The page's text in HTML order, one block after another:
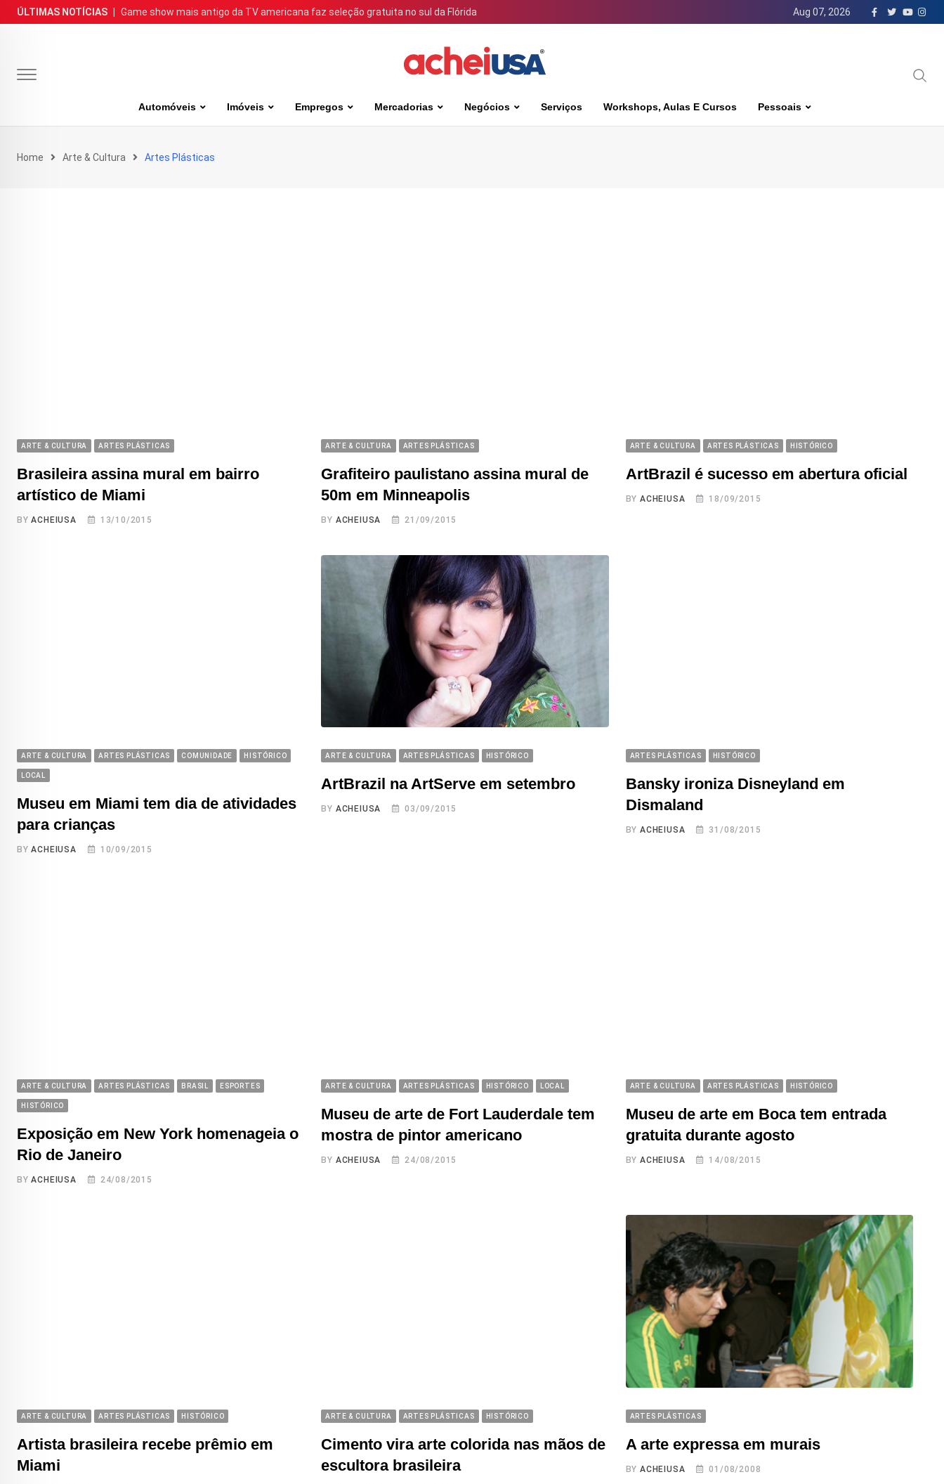
Skip
to
ÚLTIMAS NOTÍCIAS Game show mais antigo da TV americana faz seleção gratuita no sul da Flórida Aug 07, 2026
Automóveis Imóveis Empregos Mercadorias Negócios Serviços Workshops, Aulas E Cursos Pessoais
Home Arte & Cultura Artes Plásticas
ARTE & CULTURA ARTES PLÁSTICAS
Brasileira assina mural em bairro
artístico de Miami
BYACHEIUSA 13/10/2015
ARTE & CULTURA ARTES PLÁSTICAS
Grafiteiro paulistano assina mural de
50m em Minneapolis
BY ACHEIUSA 21/09/2015
ARTE & CULTURA ARTES PLÁSTICAS HISTÓRICO
ArtBrazil é sucesso em abertura oficial
BYACHEIUSA 18/09/2015
ARTE & CULTURA ARTES PLÁSTICAS COMUNIDADE HISTÓRICO
LOCAL
Museu em Miami tem dia de atividades
para crianças
BYACHEIUSA 10/09/2015
ARTE & CULTURA ARTES PLÁSTICAS HISTÓRICO
ArtBrazil na ArtServe em setembro
BY ACHEIUSA 03/09/2015
ARTES PLÁSTICAS HISTÓRICO
Bansky ironiza Disneyland em
Dismaland
BYACHEIUSA 31/08/2015
ARTE & CULTURA ARTES PLÁSTICAS BRASIL ESPORTES
HISTÓRICO
Exposição em New York homenageia o
Rio de Janeiro
BYACHEIUSA 24/08/2015
ARTE & CULTURA ARTES PLÁSTICAS HISTÓRICO LOCAL
Museu de arte de Fort Lauderdale tem
mostra de pintor americano
BY ACHEIUSA 24/08/2015
ARTE & CULTURA ARTES PLÁSTICAS HISTÓRICO
Museu de arte em Boca tem entrada
gratuita durante agosto
BYACHEIUSA 14/08/2015
ARTE & CULTURA ARTES PLÁSTICAS HISTÓRICO
Artista brasileira recebe prêmio em
Miami
ARTE & CULTURA ARTES PLÁSTICAS HISTÓRICO
Cimento vira arte colorida nas mãos de
escultora brasileira
ARTES PLÁSTICAS
A arte expressa em murais
BYACHEIUSA 01/08/2008